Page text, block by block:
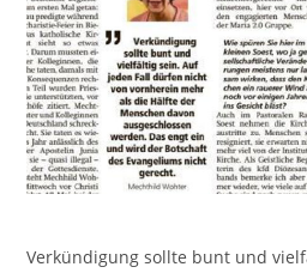
Verkündigung sollte bunt und